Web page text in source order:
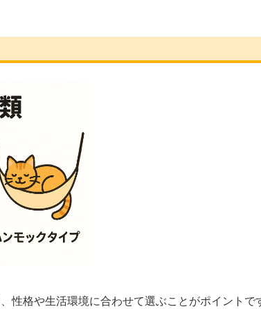
性格や生活環境に合わせて選ぶことがポイントで